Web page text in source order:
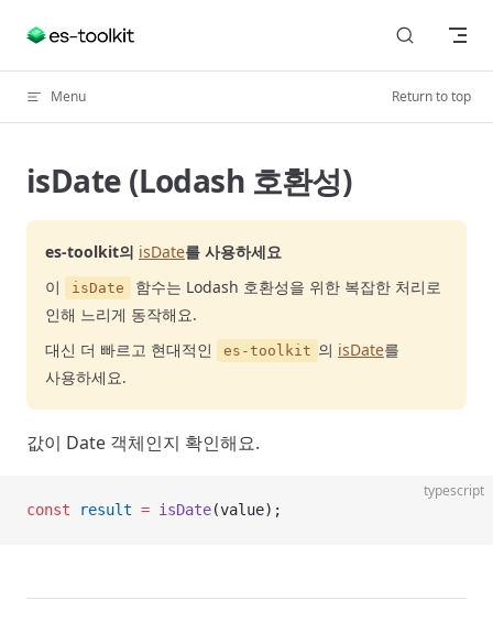
Skip to content
Menu Return to top
isDate (Lodash 호환성)
es-toolkit의 isDate를 사용하세요
이
isDate
함수는 Lodash 호환성을 위한 복잡한 처리로
인해 느리게 동작해요.
대신 더 빠르고 현대적인
es-toolkit 의 isDate를
사용하세요.
값이 Date 객체인지 확인해요.
typescript
const result = isDate(value);